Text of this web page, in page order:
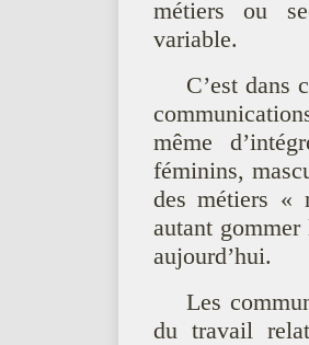
métiers ou
variable.
C’est dans
même
féminins,
des métiers «
autant
aujourd’hui.
Les
du travail